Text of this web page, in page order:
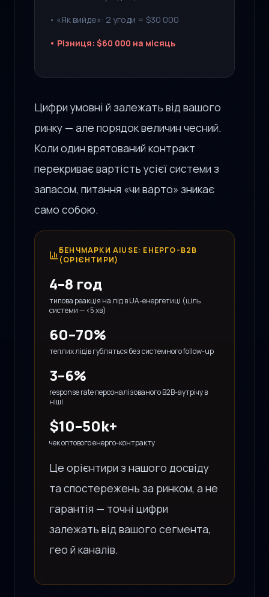
• «Як вийде»: 2 угоди = $30 000
• Різниця: $60 000 на місяць
Цифри умовні й залежать від вашого
ринку — але порядок величин чесний.
Коли один врятований контракт
перекриває вартість усієї системи з
запасом, питання «чи варто» зникає
само собою.
БЕНЧМАРКИ AIUSE: ЕНЕРГО-B2B
(ОРІЄНТИРИ)
4–8 год
типова реакція на лід в UA-енергетиці (ціль
системи — <5 хв)
60–70%
теплих лідів губляться без системного follow-up
3–6%
response rate персоналізованого B2B-аутрічу в
ніші
$10–50k+
чек оптового енерго-контракту
Це орієнтири з нашого досвіду
та спостережень за ринком, а не
гарантія — точні цифри
залежать від вашого сегмента,
гео й каналів.